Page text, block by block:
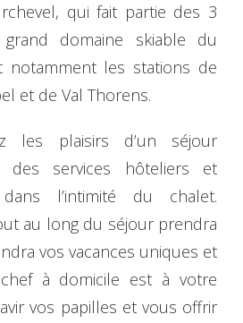
qui fait partie des 3
domaine skiable du
notamment les stations de
et de Val Thorens.
les plaisirs d’un séjour
des services hôteliers et
dans l’intimité du chalet.
au long du séjour prendra
vos vacances uniques et
à domicile est à votre
vos papilles et vous offrir